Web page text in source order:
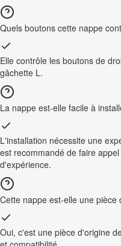
Quels boutons cette nappe
Elle contrôle les boutons de
gâchette L.
La nappe est-elle facile à
L'installation nécessite une
est recommandé de faire
d'expérience.
Cette nappe est-elle une pièce
Oui, c'est une pièce d'origine